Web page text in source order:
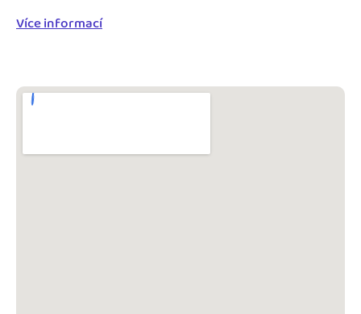
Více informací